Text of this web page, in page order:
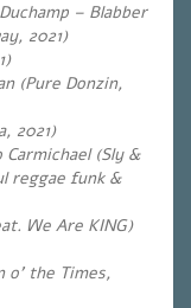
– Blabber
2021)
(Pure Donzin,
2021)
(Sly &
reggae funk &
We Are KING)
o’ the Times,